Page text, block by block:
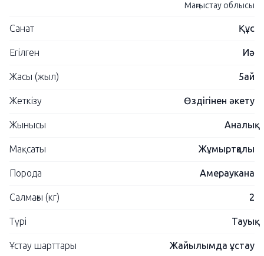
Маңғыстау облысы
Санат Құс
Егілген Иә
Жасы (жыл) 5ай
Жеткізу Өздігінен әкету
Жынысы Аналық
Мақсаты Жұмыртқалы
Порода Амераукана
Салмағы (кг) 2
Түрі Тауық
Ұстау шарттары Жайылымда ұстау